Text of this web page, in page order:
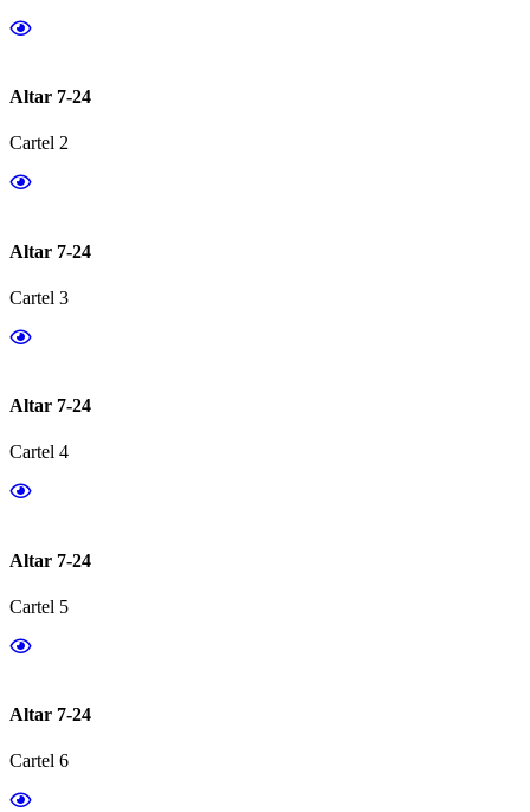
Altar 7-24
Cartel 2
Altar 7-24
Cartel 3
Altar 7-24
Cartel 4
Altar 7-24
Cartel 5
Altar 7-24
Cartel 6